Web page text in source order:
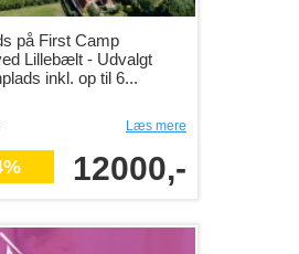
på First Camp
Lillebælt - Udvalgt
inkl. op til 6...
Læs mere
12000,-